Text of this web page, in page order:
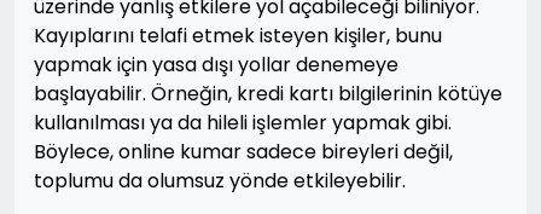
üzerinde yanlış etkilere yol açabileceği biliniyor.
Kayıplarını telafi etmek isteyen kişiler, bunu
yapmak için yasa dışı yollar denemeye
başlayabilir. Örneğin, kredi kartı bilgilerinin kötüye
kullanılması ya da hileli işlemler yapmak gibi.
Böylece, online kumar sadece bireyleri değil,
toplumu da olumsuz yönde etkileyebilir.